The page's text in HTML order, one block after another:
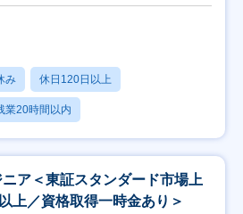
み 休日120日以上
業20時間以内
ア＜東証スタンダード市場上
上／資格取得一時金あり＞